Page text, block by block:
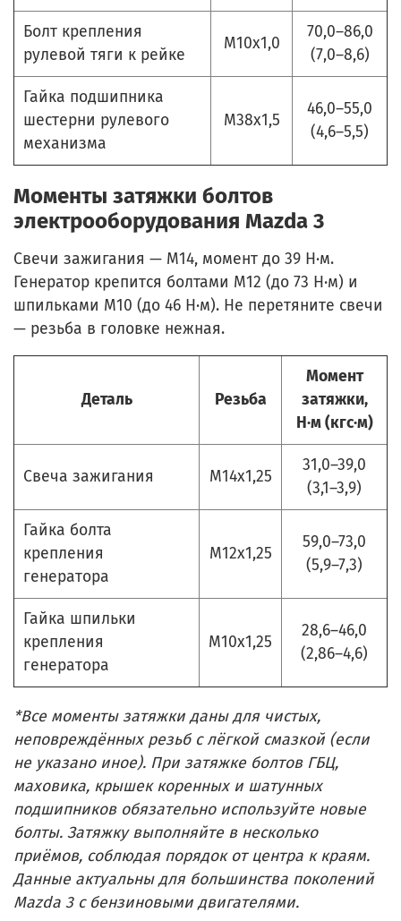
Болт крепления
рулевой тяги к рейке
М10х1,0
70,0–86,0
(7,0–8,6)
Гайка подшипника
шестерни рулевого
механизма
М38х1,5
46,0–55,0
(4,6–5,5)
Моменты затяжки болтов
электрооборудования Mazda 3
Свечи зажигания — М14, момент до 39 Н·м.
Генератор крепится болтами М12 (до 73 Н·м) и
шпильками М10 (до 46 Н·м). Не перетяните свечи
— резьба в головке нежная.
Деталь Резьба
Момент
затяжки,
Н·м (кгс·м)
Свеча зажигания М14х1,25
31,0–39,0
(3,1–3,9)
Гайка болта
крепления
генератора
М12х1,25
59,0–73,0
(5,9–7,3)
Гайка шпильки
крепления
генератора
М10х1,25
28,6–46,0
(2,86–4,6)
*Все моменты затяжки даны для чистых,
неповреждённых резьб с лёгкой смазкой (если
не указано иное). При затяжке болтов ГБЦ,
маховика, крышек коренных и шатунных
подшипников обязательно используйте новые
болты. Затяжку выполняйте в несколько
приёмов, соблюдая порядок от центра к краям.
Данные актуальны для большинства поколений
Mazda 3 с бензиновыми двигателями.